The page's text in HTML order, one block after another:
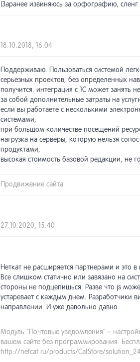
(Заранее извиняюсь за орфографию, сленг
18.10.2018, 16:04
Поддерживаю. Пользоваться системой
серьезных проектов, без определенных
получится. интеграция с 1С может занять
за собой дополнительные затраты на
если вы работаете с несколькими
системами;
при большом количестве посещений
нагрузка на серверы, которую нельзя
продуктами;
высокая стоимость базовой редакции, не
Продвижение сайта
27.10.2020, 15:40
Неткат не расширяется партнерами и это
Все слишком статично или завязано на
стороны не подцепишься. Разве что js
устаревает с каждым днем. Разработчики
направлении. И уже давольно давно.
Модуль "Почтовые уведомления" –
вашем сайте без программирования.
http://netcat.ru/products/CatStore/